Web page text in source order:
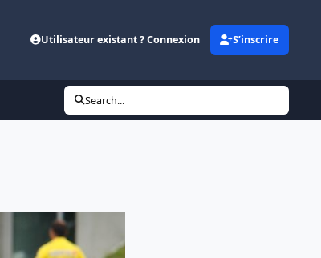
Utilisateur existant ? Connexion S’inscrire
Search...